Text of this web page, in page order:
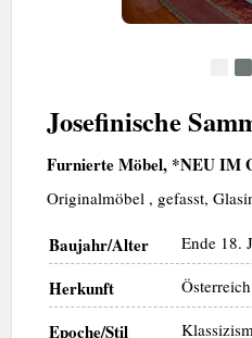
Josefinische
Furnierte Möbel, *NEU IM
Originalmöbel , gefasst,
Baujahr/Alter Ende 18.
Herkunft Österreich
Epoche/Stil